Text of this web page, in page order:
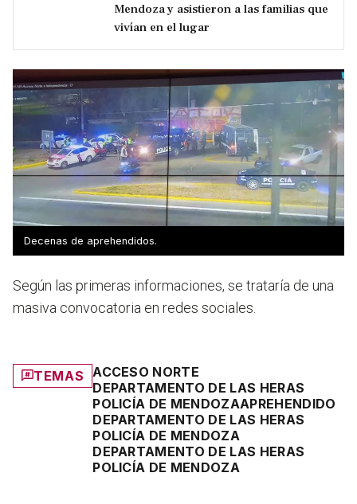
Mendoza y asistieron a las familias que
vivían en el lugar
Decenas de aprehendidos.
Según las primeras informaciones, se trataría de una
masiva convocatoria en redes sociales
TEMAS
ACCESO NORTE
DEPARTAMENTO DE LAS HERAS
POLICÍA DE MENDOZAAPREHENDIDO
DEPARTAMENTO DE LAS HERAS
POLICÍA DE MENDOZA
DEPARTAMENTO DE LAS HERAS
POLICÍA DE MENDOZA